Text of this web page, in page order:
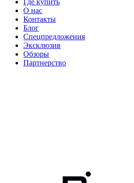
О нас
Контакты
Блог
Спецпредложения
Эксклюзив
Обзоры
Партнерство